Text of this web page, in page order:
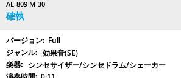
AL-809 M-30
確執
Full
効果音(SE)
シンセサイザー/シンセドラム/シェーカー